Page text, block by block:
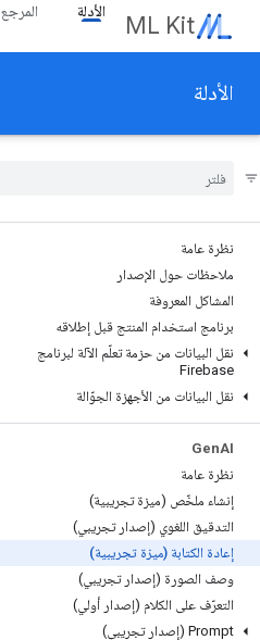
ML Kit الأدلة المرجع
الأدلة
نظرة عامة
ملاحظات حول الإصدار
المشاكل المعروفة
برنامج استخدام المنتج قبل إطلاقه
نقل البيانات من حزمة تعلّم الآلة لبرنامج
Firebase
نقل البيانات من الأجهزة الجوّالة
GenAI
نظرة عامة
إنشاء ملخّص (ميزة تجريبية)
التدقيق اللغوي (إصدار تجريبي)
إعادة الكتابة (ميزة تجريبية)
وصف الصورة (إصدار تجريبي)
التعرّف على الكلام (إصدار أولي)
Prompt (إصدار تجريبي)